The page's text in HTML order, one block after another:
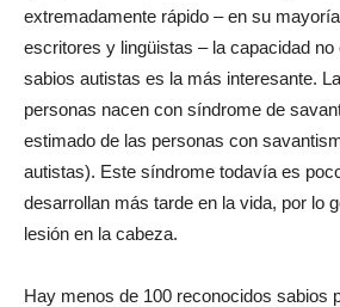
extremadamente rápido – en su
escritores y lingüistas – la capacidad no
sabios autistas es la más interesante.
personas nacen con síndrome de
estimado de las personas con
autistas). Este síndrome todavía es
desarrollan más tarde en la vida, por lo
lesión en la cabeza.
Hay menos de 100 reconocidos sabios